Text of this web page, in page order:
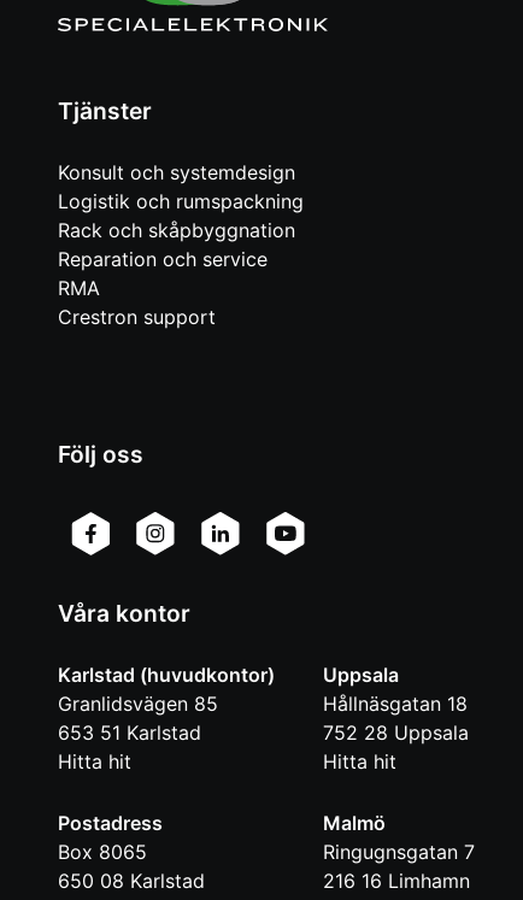
Tjänster
Konsult och systemdesign
Logistik och rumspackning
Rack och skåpbyggnation
Reparation och service
RMA
Crestron support
Följ oss
Våra kontor
Karlstad (huvudkontor)
Granlidsvägen 85
653 51 Karlstad
Hitta hit
Postadress
Box 8065
650 08 Karlstad
Uppsala
Hållnäsgatan 18
752 28 Uppsala
Hitta hit
Malmö
Ringugnsgatan 7
216 16 Limhamn